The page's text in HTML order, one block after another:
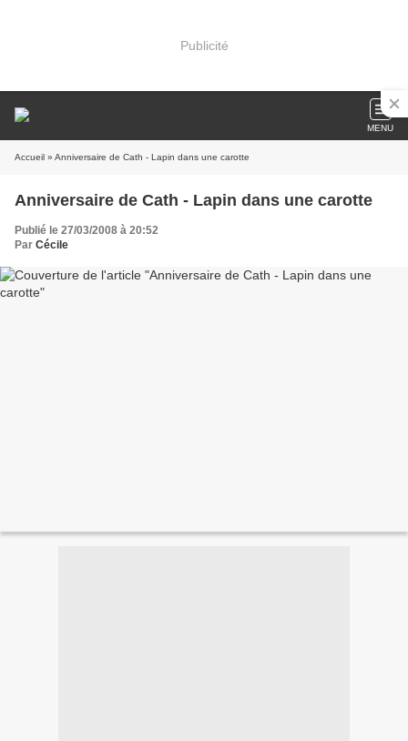
Publicité
MENU
Accueil » Anniversaire de Cath - Lapin dans une carotte
Anniversaire de Cath - Lapin dans une carotte
Publié le 27/03/2008 à 20:52
Par Cécile